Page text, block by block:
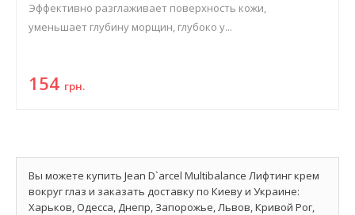
Эффективно разглаживает поверхность кожи,
уменьшает глубину морщин, глубоко у...
154 грн.
Вы можете купить Jean D`arcel Multibalance Лифтинг крем
вокруг глаз и заказать доставку по Киеву и Украине:
Харьков, Одесса, Днепр, Запорожье, Львов, Кривой Рог,